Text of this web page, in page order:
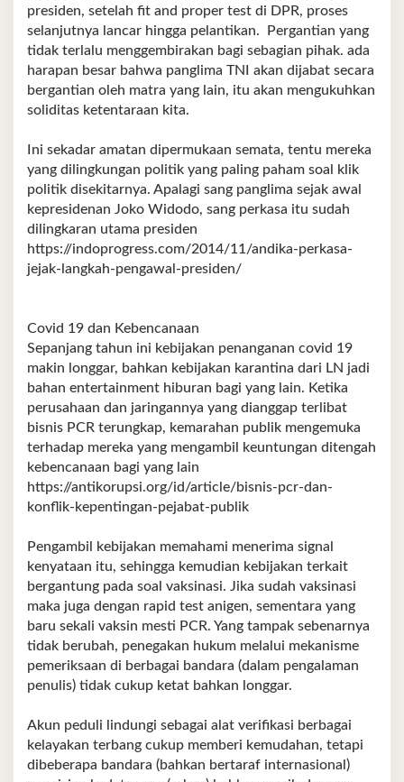
presiden, setelah fit and proper test di DPR, proses
selanjutnya lancar hingga pelantikan. Pergantian yang
tidak terlalu menggembirakan bagi sebagian pihak. ada
harapan besar bahwa panglima TNI akan dijabat secara
bergantian oleh matra yang lain, itu akan mengukuhkan
soliditas ketentaraan kita.
Ini sekadar amatan dipermukaan semata, tentu mereka
yang dilingkungan politik yang paling paham soal klik
politik disekitarnya. Apalagi sang panglima sejak awal
kepresidenan Joko Widodo, sang perkasa itu sudah
dilingkaran utama presiden
https://indoprogress.com/2014/11/andika-perkasa-
jejak-langkah-pengawal-presiden/
Covid 19 dan Kebencanaan
Sepanjang tahun ini kebijakan penanganan covid 19
makin longgar, bahkan kebijakan karantina dari LN jadi
bahan entertainment hiburan bagi yang lain. Ketika
perusahaan dan jaringannya yang dianggap terlibat
bisnis PCR terungkap, kemarahan publik mengemuka
terhadap mereka yang mengambil keuntungan ditengah
kebencanaan bagi yang lain
https://antikorupsi.org/id/article/bisnis-pcr-dan-
konflik-kepentingan-pejabat-publik
Pengambil kebijakan memahami menerima signal
kenyataan itu, sehingga kemudian kebijakan terkait
bergantung pada soal vaksinasi. Jika sudah vaksinasi
maka juga dengan rapid test anigen, sementara yang
baru sekali vaksin mesti PCR. Yang tampak sebenarnya
tidak berubah, penegakan hukum melalui mekanisme
pemeriksaan di berbagai bandara (dalam pengalaman
penulis) tidak cukup ketat bahkan longgar.
Akun peduli lindungi sebagai alat verifikasi berbagai
kelayakan terbang cukup memberi kemudahan, tetapi
dibeberapa bandara (bahkan bertaraf internasional)